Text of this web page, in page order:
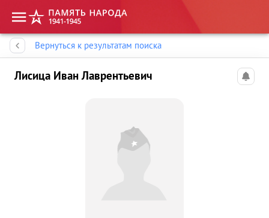
Вернуться к результатам поиска
Лисица Иван Лаврентьевич
Память народа